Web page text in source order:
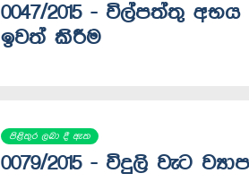
0047/2015 - විල්පත්තු
ඉවත් කිරීම
පිළිතුර ලබා දී ඇත
0079/2015 - විදුලි වැට